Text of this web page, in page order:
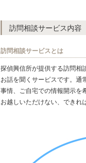
訪問相談サービス内容
訪問相談サービスとは
探偵興信所が提供する訪問相
お話を聞くサービスです。通
事情、ご自宅での情報開示を
お越しいただけない、できれ